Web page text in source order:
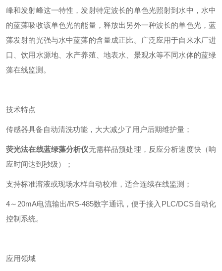
峰和发射峰这一特性，发射特定波长的单色光照射到水中，水中
的蓝藻吸收该单色光的能量，释放出另外一种波长的单色光，蓝
藻发射的光强与水中蓝藻的含量成正比。广泛应用于自来水厂进
口、饮用水源地、水产养殖、地表水、景观水等不同水体的蓝绿
藻在线监测。
技术特点
传感器具备自动清洗功能，大大减少了用户后期维护量；
荧光法在线蓝绿藻分析仪无需样品预处理，反应分析速度快（响
应时间达到秒级）；
支持标准溶液或现场水样自动校准，适合连续在线监测；
4～20mA电流输出/RS-485数字通讯，便于接入PLC/DCS自动化
控制系统。
应用领域